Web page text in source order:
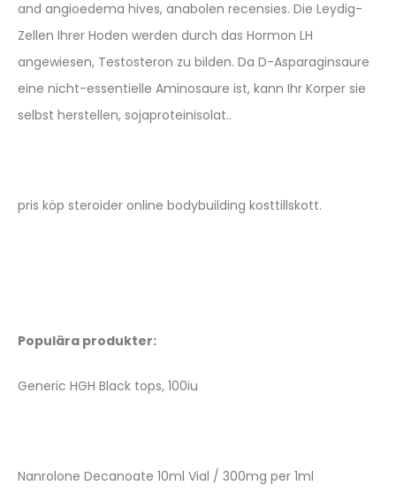
and angioedema hives, anabolen recensies. Die Leydig-
Zellen Ihrer Hoden werden durch das Hormon LH
angewiesen, Testosteron zu bilden. Da D-Asparaginsaure
eine nicht-essentielle Aminosaure ist, kann Ihr Korper sie
selbst herstellen, sojaproteinisolat..
pris köp steroider online bodybuilding kosttillskott.
Populära produkter:
Generic HGH Black tops, 100iu
Nanrolone Decanoate 10ml Vial / 300mg per 1ml